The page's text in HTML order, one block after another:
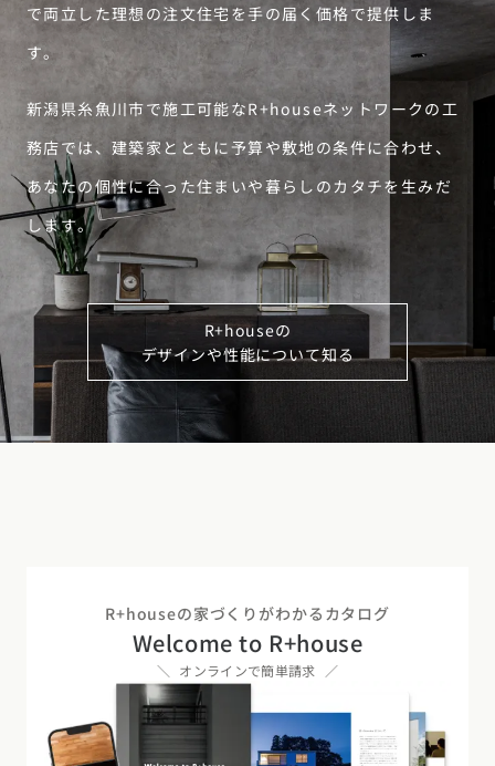
で両立した理想の注文住宅を手の届く価格で提供しま
す。
新潟県糸魚川市で施工可能なR+houseネットワークの工
務店では、建築家とともに予算や敷地の条件に合わせ、
あなたの個性に合った住まいや暮らしのカタチを生みだ
します。
R+houseの
デザインや性能について知る
R+houseの家づくりがわかるカタログ
Welcome to R+house
オンラインで簡単請求
カタログ 請求 イベント検索 工務店無料相談